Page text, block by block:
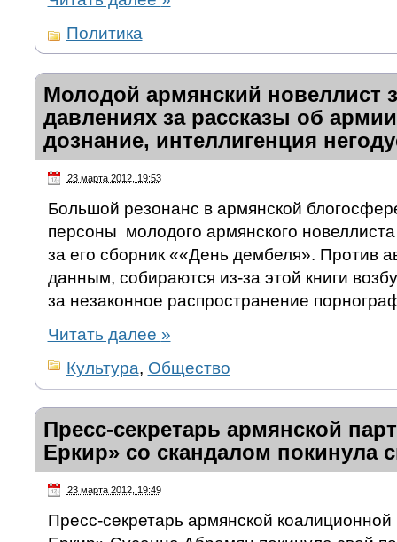
Политика
Молодой армянский новеллист
давлениях за рассказы об
дознание, интеллигенция
23 марта 2012, 19:53
Большой резонанс в армянской
персоны молодого армянского
за его сборник ««День дембеля». Против
данным, собираются из-за этой книги
за незаконное распространение
Читать далее »
Культура, Общество
Пресс-секретарь армянской
Еркир» со скандалом покинула
23 марта 2012, 19:49
Пресс-секретарь армянской